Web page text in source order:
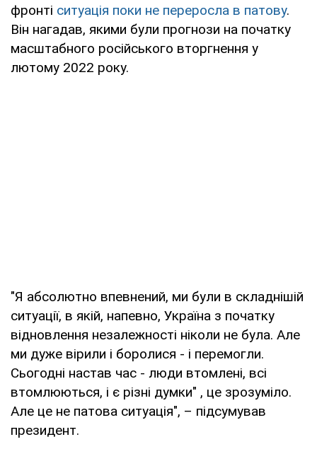
фронті ситуація поки не переросла в патову.
Він нагадав, якими були прогнози на початку
масштабного російського вторгнення у
лютому 2022 року.
"Я абсолютно впевнений, ми були в складнішій
ситуації, в якій, напевно, Україна з початку
відновлення незалежності ніколи не була. Але
ми дуже вірили і боролися - і перемогли.
Сьогодні настав час - люди втомлені, всі
втомлюються, і є різні думки" , це зрозуміло.
Але це не патова ситуація", – підсумував
президент.